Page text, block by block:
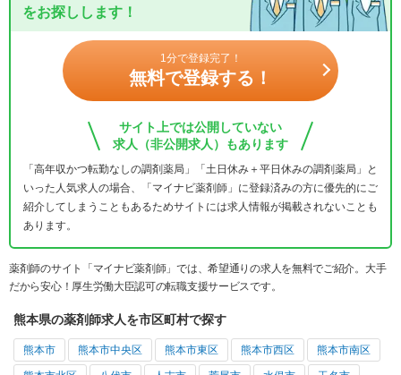
をお探しします！
1分で登録完了！
無料で登録する！
サイト上では公開していない
求人（非公開求人）もあります
「高年収かつ転勤なしの調剤薬局」「土日休み＋平日休みの調剤薬局」と
いった人気求人の場合、「マイナビ薬剤師」に登録済みの方に優先的にご
紹介してしまうこともあるためサイトには求人情報が掲載されないことも
あります。
薬剤師のサイト「マイナビ薬剤師」では、希望通りの求人を無料でご紹介。大手
だから安心！厚生労働大臣認可の転職支援サービスです。
熊本県の薬剤師求人を市区町村で探す
熊本市 熊本市中央区 熊本市東区 熊本市西区 熊本市南区